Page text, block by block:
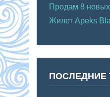
Продам 8
Жилет Apeks
ПОСЛЕДНИЕ